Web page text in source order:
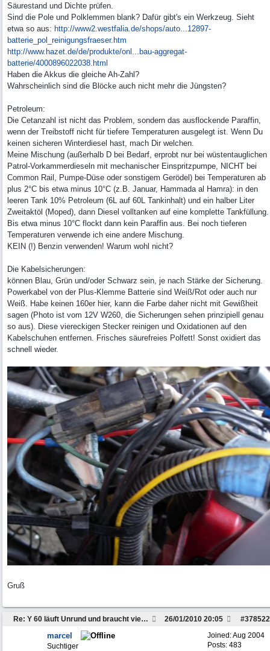
Säurestand und Dichte prüfen.
Sind die Pole und Polklemmen blank? Dafür gibt's ein Werkzeug. Sieht
etwa so aus: http://www2.westfalia.de/shops/auto...12897-
batterie_pol_reinigungsfraeser.htm
http://www.hazet.de/de/produkte/onl... bau-aggregat-
batterie/4000896022038.html
Haben die Akkus die gleiche Ah-Zahl?
Wahrscheinlich sind die Blöcke auch nicht mehr die Jüngsten?
Petroleum:
Die Cetanzahl ist nicht das Problem, sondern das ausflockende Paraffin,
wenn der Treibstoff nicht für tiefere Temperaturen ausgelegt ist. Wenn Du
keinen sicheren Winterdiesel hast, mach Dir welchen.
Meine Mischung (außerhalb D bei Bedarf, erprobt nur bei wüstentauglichen
Patrol-Vorkammerdieseln mit mechanischer Einspritzpumpe, NICHT bei
Common Rail, Pumpe-Düse oder sonstigem Gerödel) bei Temperaturen ab
plus 2°C bis etwa minus 10°C (z.B. Januar, Hammada al Hamra): in den
leeren Tank 10% Petroleum (6L auf 60L Tankinhalt) und ein halber Liter
Zweitaktöl (Moped), dann Diesel volltanken auf eine komplette Tankfüllung.
Bis etwa minus 10°C flockt dann kein Paraffin aus. Bei noch tieferen
Temperaturen verwende ich eine andere Mischung.
KEIN (!) Benzin verwenden! Warum wohl nicht?
Die Kabelsicherungen:
können Blau, Grün und/oder Schwarz sein, je nach Stärke der Sicherung.
Powerkabel von der Plus-Klemme Batterie sind Weiß/Rot oder auch nur
Weiß. Habe keinen 160er hier, kann die Farbe daher nicht mit Gewißheit
sagen (Photo ist vom 12V W260, die Sicherungen sehen prinzipiell genau
so aus). Diese viereckigen Stecker reinigen und Oxidationen auf den
Kabelschuhen entfernen. Frisches säurefreies Polfett! Sonst oxidiert das
schnell wieder.
Gruß
Re: Y 60 läuft Unrund und braucht viel Sprit #378522
26/01/2010 20:05
Joined:Aug 2004
Posts: 483
marcel
Suchtiger